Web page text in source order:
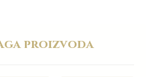
proizvoda